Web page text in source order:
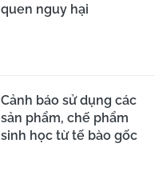
quen nguy hại
Cảnh báo sử dụng các
sản phẩm, chế phẩm
sinh học từ tế bào gốc